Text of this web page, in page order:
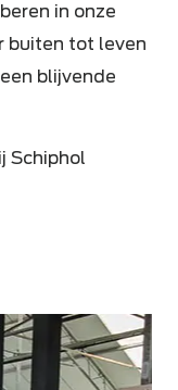
in onze
buiten tot leven
blijvende
Schiphol